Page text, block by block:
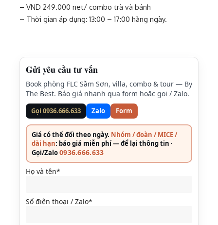
– VND 249.000 net/ combo trà và bánh
– Thời gian áp dụng: 13:00 – 17:00 hàng ngày.
Gửi yêu cầu tư vấn
Book phòng FLC Sầm Sơn, villa, combo & tour — By
The Best. Báo giá nhanh qua form hoặc gọi / Zalo.
Gọi 0936.666.633 Zalo Form
Giá có thể đổi theo ngày. Nhóm / đoàn / MICE /
dài hạn: báo giá miễn phí — để lại thông tin ·
Gọi/Zalo0936.666.633
Họ và tên*
Số điện thoại / Zalo*